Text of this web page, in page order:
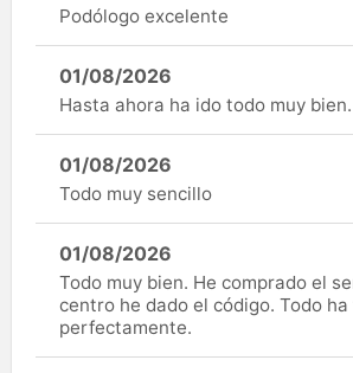
Podólogo excelente
01/08/2026
Hasta ahora ha ido todo muy bien.
01/08/2026
Todo muy sencillo
01/08/2026
Todo muy bien. He comprado el
centro he dado el código. Todo
perfectamente.